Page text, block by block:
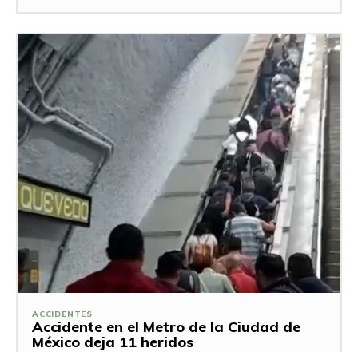
ACCIDENTES
Accidente en el Metro de la Ciudad de
México deja 11 heridos